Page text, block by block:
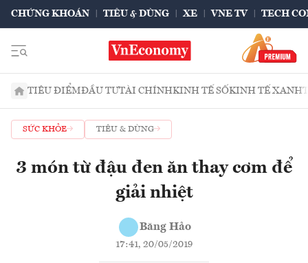
CHỨNG KHOÁN TIÊU & DÙNG XE VNE TV TECH
TIÊU ĐIỂMĐẦU TƯTÀI CHÍNHKINH TẾ SỐKINH TẾ XANH
SỨC KHỎE TIÊU & DÙNG
3 món từ đậu đen ăn thay cơm để
giải nhiệt
Băng Hảo
17:41, 20/05/2019